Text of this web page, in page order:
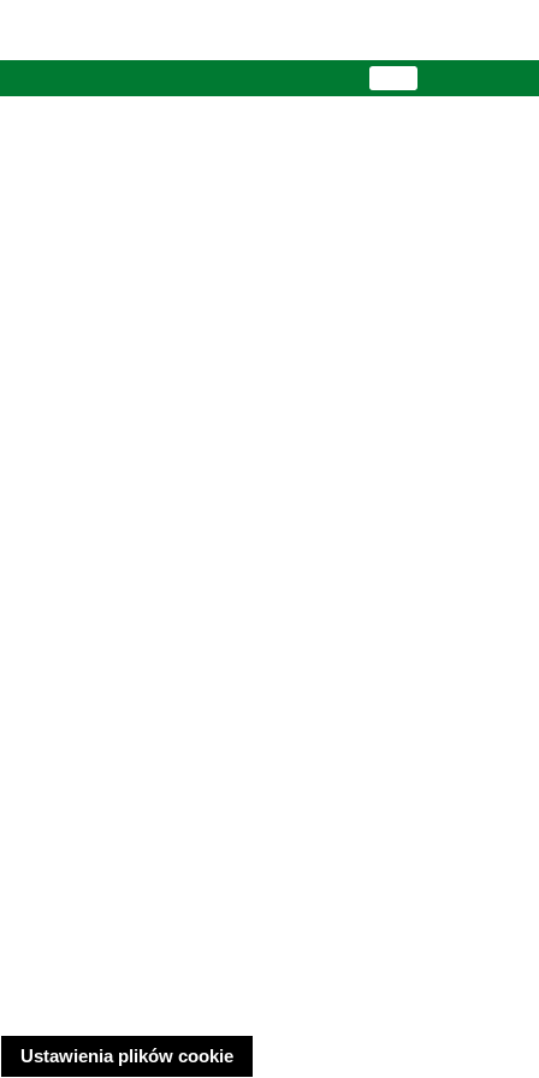
Ustawienia plików cookie